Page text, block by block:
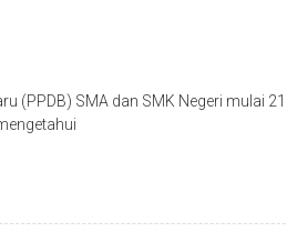
(PPDB) SMA dan SMK Negeri mulai